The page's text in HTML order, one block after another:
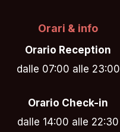
Orari & info
Orario Reception
dalle 07:00 alle 23:00
Orario Check-in
dalle 14:00 alle 22:30